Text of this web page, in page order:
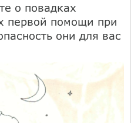
о повадках
первой помощи при
они для вас